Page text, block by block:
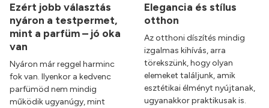
Ezért jobb választás
nyáron a testpermet,
mint a parfüm – jó oka
van
Nyáron már reggel harminc
fok van. Ilyenkor a kedvenc
parfümöd nem mindig
működik ugyanúgy, mint
Elegancia és stílus
otthon
Az otthoni díszítés mindig
izgalmas kihívás, arra
törekszünk, hogy olyan
elemeket találjunk, amik
esztétikai élményt nyújtanak,
ugyanakkor praktikusak is.